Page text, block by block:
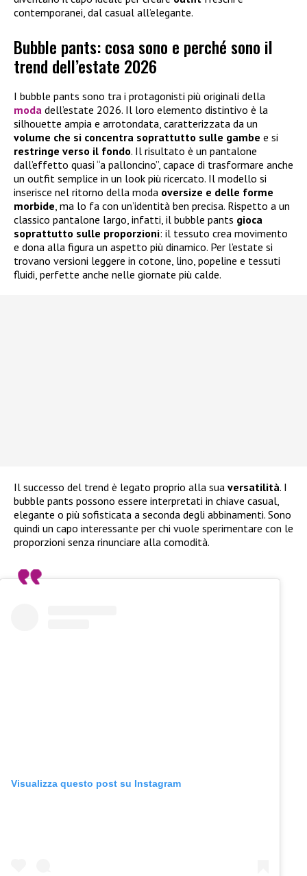
contemporanei, dal casual all’elegante.
Bubble pants: cosa sono e perché sono il
trend dell’estate 2026
I bubble pants sono tra i protagonisti più originali della
moda dell’estate 2026. Il loro elemento distintivo è la
silhouette ampia e arrotondata, caratterizzata da un
volume che si concentra soprattutto sulle gambe e si
restringe verso il fondo. Il risultato è un pantalone
dall’effetto quasi “a palloncino”, capace di trasformare anche
un outfit semplice in un look più ricercato. Il modello si
inserisce nel ritorno della moda oversize e delle forme
morbide, ma lo fa con un’identità ben precisa. Rispetto a un
classico pantalone largo, infatti, il bubble pants gioca
soprattutto sulle proporzioni: il tessuto crea movimento
e dona alla figura un aspetto più dinamico. Per l’estate si
trovano versioni leggere in cotone, lino, popeline e tessuti
fluidi, perfette anche nelle giornate più calde.
Il successo del trend è legato proprio alla sua versatilità. I
bubble pants possono essere interpretati in chiave casual,
elegante o più sofisticata a seconda degli abbinamenti. Sono
quindi un capo interessante per chi vuole sperimentare con le
proporzioni senza rinunciare alla comodità.
Visualizza questo post su Instagram